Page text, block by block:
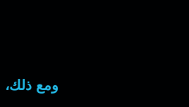
ومع ذلك،